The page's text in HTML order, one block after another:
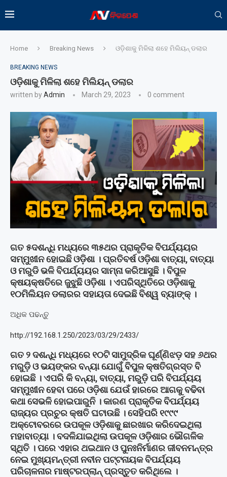
Home Breaking News ଓଡ଼ିଶାକୁ ମିଳିଲା ଶହେ ମିଲିୟନ୍ ଡଲାର
BREAKING NEWS
ଓଡ଼ିଶାକୁ ମିଳିଲା ଶହେ ମିଲିୟନ୍ ଡଲାର
written byAdmin March 29, 2023 0 comment
ଗତ ୫ଦଶନ୍ଧି ମଧ୍ୟରେ ୩୫ଥର ପ୍ରାକୃତିକ ବିପର୍ଯ୍ୟୟର
ସମ୍ମୁଖୀନ ହୋଇଛି ଓଡ଼ିଶା । ପ୍ରତିବର୍ଷ ଓଡ଼ିଶା ବାତ୍ୟା, ବାତ୍ୟା
ଓ ମରୁଡି ଭଳି ବିପର୍ଯ୍ୟୟର ସାମ୍ନା କରିଆସୁଛି । ବିପୁଳ
କ୍ଷୟକ୍ଷତିରେ ଜୁଝୁଛି ଓଡ଼ିଶା । ଏପରିସ୍ଥିତିରେ ଓଡ଼ିଶାକୁ
୧୦ମିଲିୟନ ଡଲାରର ସହାୟତା ଦେଇଛି ବିଶ୍ୱ ବ୍ୟାଙ୍କ୍ ।
ଅଧିକ ପଢନ୍ତୁ
http://192.168.1.250/2023/03/29/2433/
ଗତ ୨ ଦଶନ୍ଧି ମଧ୍ୟରେ ୧୦ଟି ସାମୁଦ୍ରିକ ଘୂର୍ଣ୍ଣିଝଡ଼ ସହ ୬ଥର
ମରୁଡ଼ି ଓ ଭୟଙ୍କର ବନ୍ୟା ଯୋଗୁଁ ବିପୁଳ କ୍ଷତିଗ୍ରସ୍ତ ବି
ହୋଇଛି । ଏପରି କି ବନ୍ୟା, ବାତ୍ୟା, ମରୁଡ଼ି ପରି ବିପର୍ଯ୍ୟୟ
ସମ୍ମୁଖୀନ ହେବା ପରେ ଓଡ଼ିଶା ଯେଉଁ ହାରରେ ଆଗକୁ ବଢିବା
କଥା ସେଭଳି ହୋଇପାରୁନି । କାରଣ ପ୍ରାକୃତିକ ବିପର୍ଯ୍ୟୟ
ରାଜ୍ୟର ପ୍ରଚୁର କ୍ଷତି ଘଟାଉଛି । ସେହିପରି ୧୯୯୯
ଅକ୍ଟୋବରରେ ଉପକୂଳ ଓଡ଼ିଶାକୁ ଛାରଖାର କରିଦେଇଥିଲା
ମହାବାତ୍ୟା । ବଦଳିଯାଇଥିଲା ଉପକୂଳ ଓଡ଼ିଶାର ଭୌଗଳିକ
ସ୍ଥିତି । ପରେ ଏହାର ଥଇଥାନ ଓ ପୁନଃନିର୍ମାଣର ଜୀବନମନ୍ତ୍ର
ନେଇ ମୁଖ୍ୟମନ୍ତ୍ରୀ ନବୀନ ପଟ୍ଟନାୟକ ବିପର୍ଯ୍ୟୟ
ପରିଚାଳନାର ମାଷ୍ଟରପ୍ଲାନ୍ ପ୍ରସ୍ତୁତ କରିଥିଲେ ।